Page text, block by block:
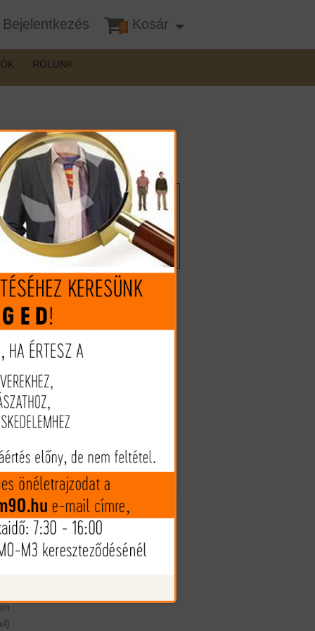
Kosár
0
Bejelentkezés
RÓLUNK
a
A
a
Felhívnánk figyelmét, hogy a
terméknél interneten csak
vásárlási szándékát jelezheti,
vásárlása csak személyes
átvétellel lehetséges!
1.270 Ft
(€ 3.51)
Megveszem
tájékoztató jellegűek, nyilvános
ajánlattételnek nem minősülnek!
Az árváltozás jogát fenntartjuk!